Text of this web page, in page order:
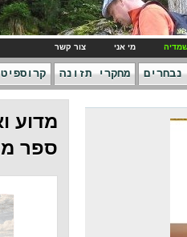
צור קשר
תזונה קרוספיט ענו על
מדוע ואיך
ספר מתנה